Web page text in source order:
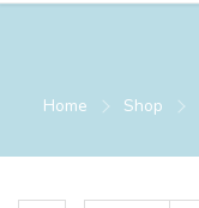
Home Shop